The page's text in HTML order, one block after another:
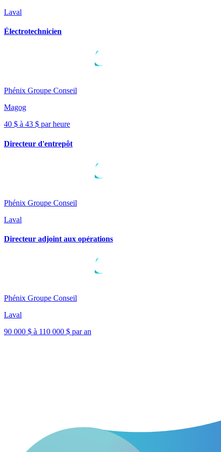
Laval
Électrotechnicien
Phénix Groupe Conseil
Magog
40 $ à 43 $ par heure
Directeur d'entrepôt
Phénix Groupe Conseil
Laval
Directeur adjoint aux opérations
Phénix Groupe Conseil
Laval
90 000 $ à 110 000 $ par an